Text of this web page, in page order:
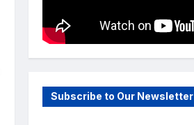
Subscribe to Our Newsletter